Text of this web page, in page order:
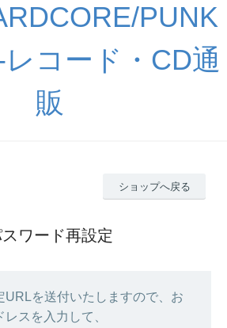
PUNK
コード・CD通
販
ショップへ戻る
ワード再設定
URLを送付いたしますので、お
スを入力して、